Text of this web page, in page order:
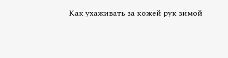
Как ухаживать за кожей рук зимой